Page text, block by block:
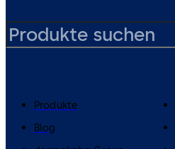
Produkte
Blog